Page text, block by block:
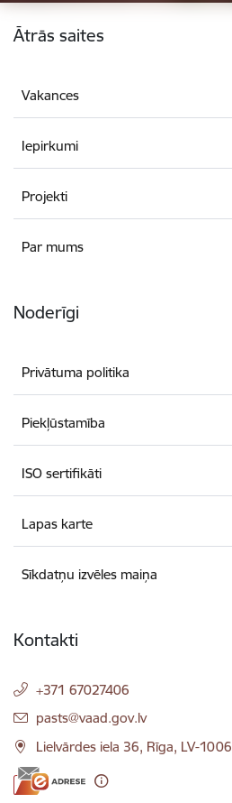
Kājene
Ātrās saites
Vakances
Iepirkumi
Projekti
Par mums
Noderīgi
Privātuma politika
Piekļūstamība
ISO sertifikāti
Lapas karte
Sīkdatņu izvēles maiņa
Kontakti
+371 67027406
E-pasts:
pasts@vaad.gov.lv
Lielvārdes iela 36, Rīga, LV-1006